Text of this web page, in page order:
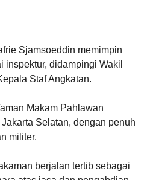
Sjamsoeddin memimpin
inspektur, didampingi Wakil
Staf Angkatan.
Makam Pahlawan
Selatan, dengan penuh
militer.
berjalan tertib sebagai